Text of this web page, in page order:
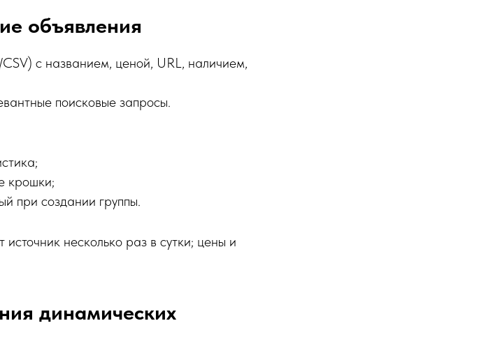
объявления
с названием, ценой, URL, наличием,
поисковые запросы.
крошки;
при создании группы.
несколько раз в сутки; цены и
динамических